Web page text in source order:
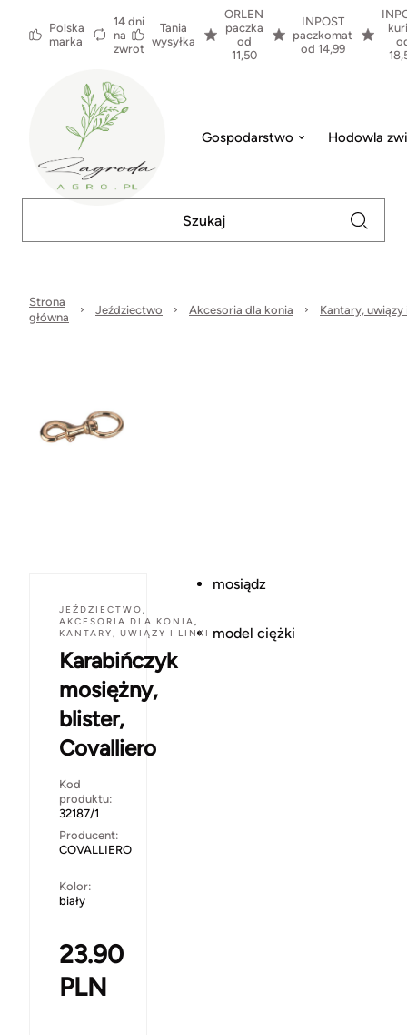
Polska
marka
14 dni
na
zwrot
Tania
wysyłka
ORLEN
paczka
od
11,50
INPOST
paczkomat
od 14,99
Gospodarstwo Hodowla
Strona
główna
Jeździectwo Akcesoria dla konia Kantary, uwiązy
JEŹDZIECTWO,
AKCESORIA DLA KONIA,
KANTARY, UWIĄZY I LINKI
Karabińczyk
mosiężny,
blister,
Covalliero
Kod
produktu:
32187/1
Producent:
COVALLIERO
Kolor:
biały
23.90
PLN
mosiądz
model ciężki